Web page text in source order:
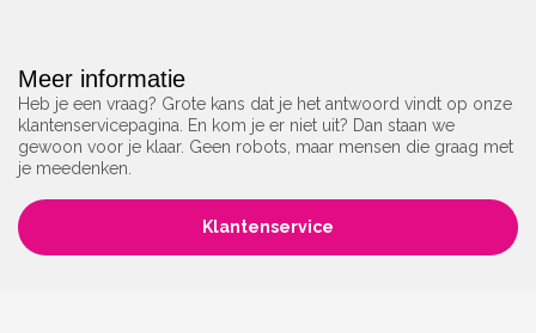
Meer informatie
Heb je een vraag? Grote kans dat je het antwoord vindt op onze
klantenservicepagina. En kom je er niet uit? Dan staan we
gewoon voor je klaar. Geen robots, maar mensen die graag met
je meedenken.
Klantenservice